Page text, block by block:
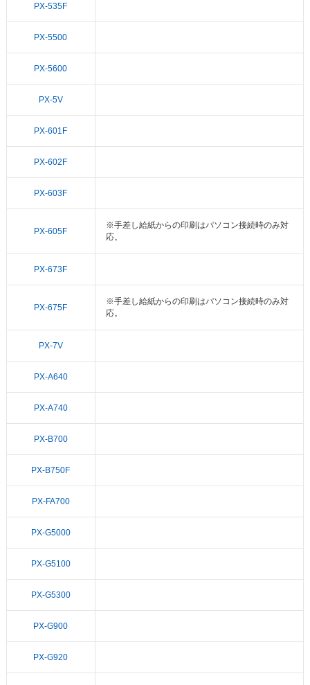
PX-535F
PX-5500
PX-5600
PX-5V
PX-601F
PX-602F
PX-603F
PX-605F
※手差し給紙からの印刷はパソコン接続時のみ対
応。
PX-673F
PX-675F
※手差し給紙からの印刷はパソコン接続時のみ対
応。
PX-7V
PX-A640
PX-A740
PX-B700
PX-B750F
PX-FA700
PX-G5000
PX-G5100
PX-G5300
PX-G900
PX-G920